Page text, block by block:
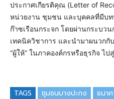
ประกาศเกียรติคุณ (Letter of
หน่วยงาน ชุมชน และบุคคลที่มีบ
ก๊าซเรือนกระจก โดยผ่านกระบว
เทคนิควิชาการ และนำมาผนวก
“ผู้ให้” ในภาคองค์กรหรือธุรกิจ ไ
TAGS ชุมชนบางปะกง ธนา